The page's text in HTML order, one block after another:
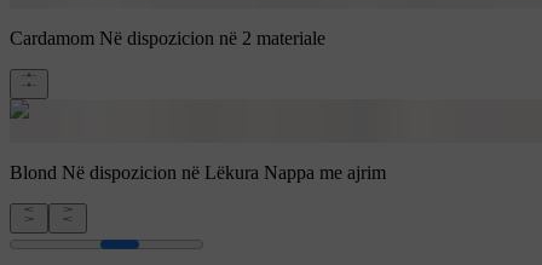
Cardamom Në dispozicion në 2 materiale
Blond Në dispozicion në Lëkura Nappa me ajrim